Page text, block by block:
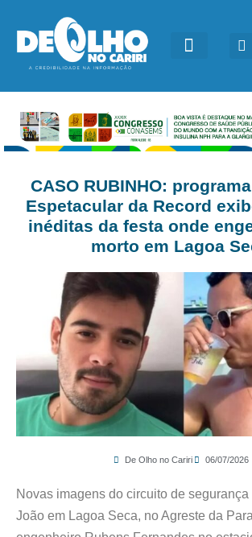
CASO RUBINHO:
Espetacular da Record
inéditas da festa onde
morto em Lagoa
De Olho no Cariri 06/07/2026
Novas imagens do circuito de
João em Lagoa Seca, no Agreste da